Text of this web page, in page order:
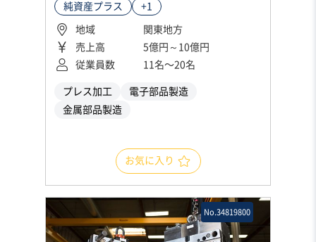
純資産プラス
+1
地域
関東地方
売上高
5億円～10億円
従業員数
11名〜20名
プレス加工
電子部品製造
金属部品製造
お気に入り
No.34819800